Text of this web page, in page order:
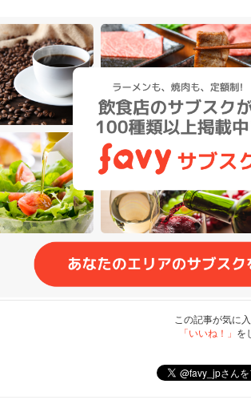
この記事が気に
「いいね！」 を